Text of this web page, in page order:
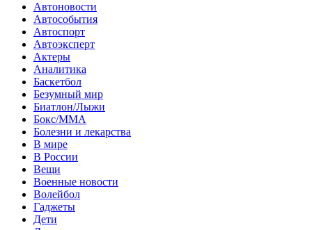
Автоновости
Автособытия
Автоспорт
Автоэксперт
Актеры
Аналитика
Баскетбол
Безумный мир
Биатлон/Лыжи
Бокс/MMA
Болезни и лекарства
В мире
В России
Вещи
Военные новости
Волейбол
Гаджеты
Дети